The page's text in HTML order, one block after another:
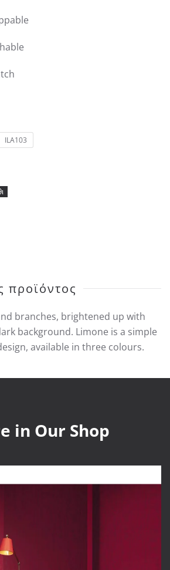
ILA103
προϊόντος
branches, brightened up with
background. Limone is a simple
available in three colours.
in Our Shop